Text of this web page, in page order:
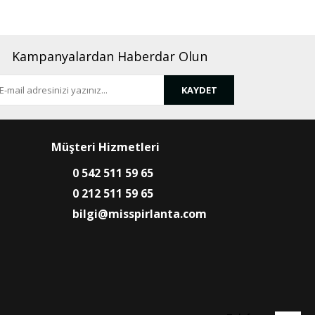
Kampanyalardan Haberdar Olun
KAYDET
Müşteri Hizmetleri
0 542 511 59 65
0 212 511 59 65
bilgi@misspirlanta.com